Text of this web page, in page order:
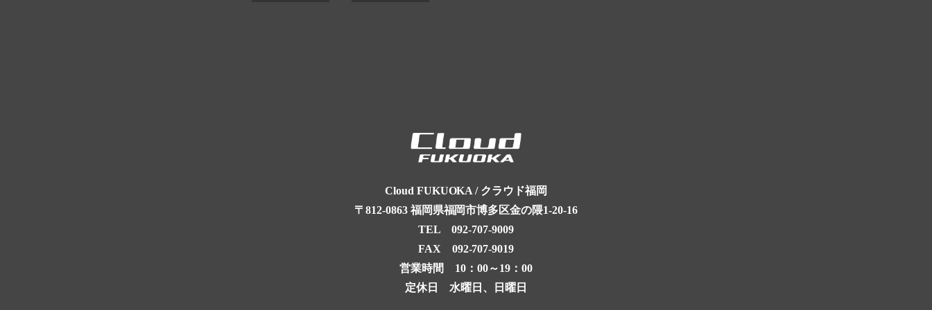
Cloud FUKUOKA / クラウド福岡
〒812-0863 福岡県福岡市博多区金の隈1-20-16
TEL092-707-9009
FAX 092-707-9019
営業時間 10：00～19：00
定休日 水曜日、日曜日